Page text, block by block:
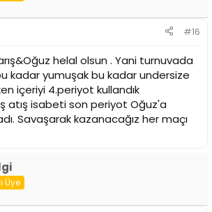
#16
helal olsun . Yani turnuvada
kadar yumuşak bu kadar undersize
içeriyi 4.periyot kullandık
atış isabeti son periyot Oğuz'a
Savaşarak kazanacağız her maçı
Üye